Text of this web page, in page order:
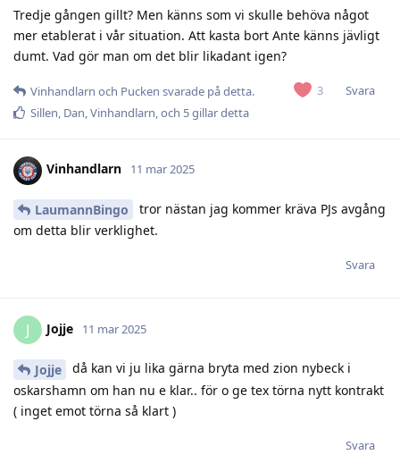
Tredje gången gillt? Men känns som vi skulle behöva något
mer etablerat i vår situation. Att kasta bort Ante känns jävligt
dumt. Vad gör man om det blir likadant igen?
3 Svara
Vinhandlarn och Pucken svarade på detta.
Sillen, Dan,Vinhandlarn, och 5gillar detta
Vinhandlarn 11 mar 2025
LaumannBingo
tror nästan jag kommer kräva PJs avgång
om detta blir verklighet.
Svara
J Jojje 11 mar 2025
Jojje
då kan vi ju lika gärna bryta med zion nybeck i
oskarshamn om han nu e klar.. för o ge tex törna nytt kontrakt
( inget emot törna så klart )
Svara